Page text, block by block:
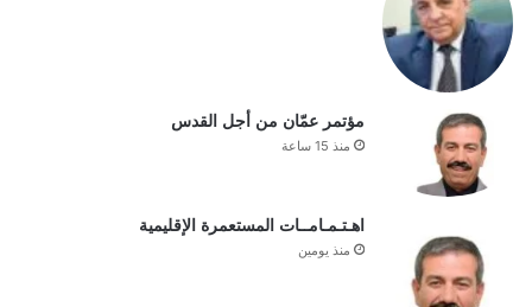
مؤتمر عمّان من أجل القدس
منذ 15 ساعة
اهـتـمـامــات المستعمرة الإقليمية
منذ يومين